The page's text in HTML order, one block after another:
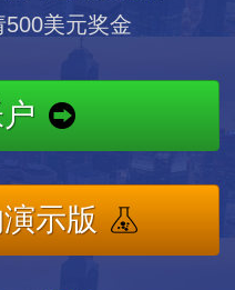
美元奖金
示版